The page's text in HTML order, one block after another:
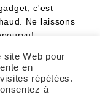
c'est
Ne laissons
site Web pour
en
répétées.
à